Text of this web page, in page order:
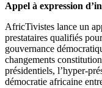
Appel à expression
AfricTivistes lance un
prestataires qualifiés
gouvernance
changements
présidentiels, l’hyper-
démocratie africaine